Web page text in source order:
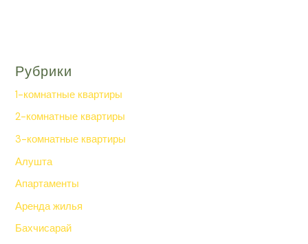
Рубрики
1-комнатные квартиры
2-комнатные квартиры
3-комнатные квартиры
Алушта
Апартаменты
Аренда жилья
Бахчисарай